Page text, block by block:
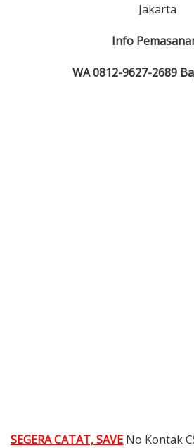
Jakarta
Info
WA 0812-9627-2689
SEGERA CATAT, SAVE No Kontak